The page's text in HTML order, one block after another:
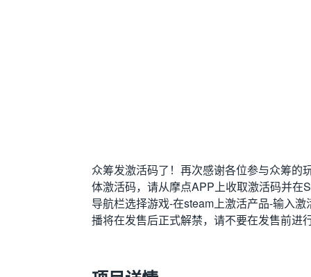
众筹发激活码了！再次感谢各位参与众筹的
体激活码，请从摩点APP上收取激活码并在
导航栏选择游戏-在steam上激活产品-输入
播将在发售后正式解禁，请不要在发售前进